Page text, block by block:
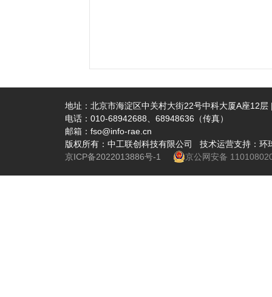
地址：北京市海淀区中关村大街22号中科大厦A座12层
电话：010-68942688、68948636（传真）
邮箱：fso@info-rae.cn
版权所有：中工联创科技有限公司 技术运营支持：
京ICP备2022013886号-1
京公网安备